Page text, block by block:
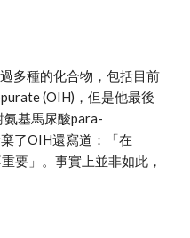
多種的化合物，包括目前
(OIH)，但是他最後
基馬尿酸para-
了OIH還寫道：「在
要」。事實上並非如此，